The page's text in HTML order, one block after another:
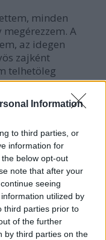
Information
to third parties, or
information for
below opt-out
note that after your
seeing
utilized by
third parties prior to
of the further
by third parties on the
minden
A
az idegen
zajként
telhetöleg
vagy helyesebben,
érmet, hogy
atyafiság
kísérletemet,
rájönni,
e az
által. Be kell
A két nyelv
tetszett.